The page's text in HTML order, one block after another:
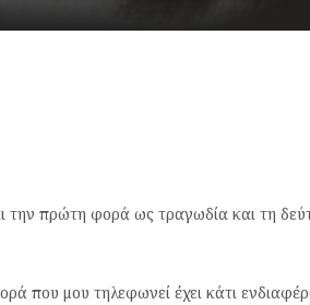
την πρώτη φορά ως τραγωδία και τη
που μου τηλεφωνεί έχει κάτι